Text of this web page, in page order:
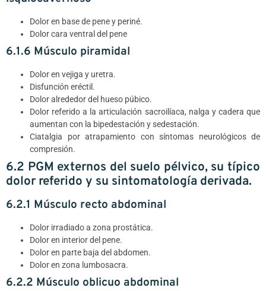
Dolor en base de pene y periné.
Dolor cara ventral del pene
6.1.6 Músculo piramidal
Dolor en vejiga y uretra.
Disfunción eréctil.
Dolor alrededor del hueso púbico.
Dolor referido a la articulación sacroilíaca, nalga y cadera que
aumentan con la bipedestación y sedestación.
Ciatalgia por atrapamiento con síntomas neurológicos de
compresión.
6.2 PGM externos del suelo pélvico, su típico
dolor referido y su sintomatología derivada.
6.2.1 Músculo recto abdominal
Dolor irradiado a zona prostática.
Dolor en interior del pene.
Dolor en parte baja del abdomen.
Dolor en zona lumbosacra.
6.2.2 Músculo oblicuo abdominal